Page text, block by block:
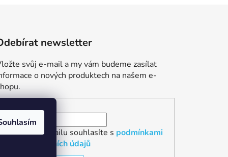
newsletter
svůj e-mail a my vám budeme zasílat
o nových produktech na našem e-
Vložením e-mailu souhlasíte s podmínkami
ochrany osobních údajů